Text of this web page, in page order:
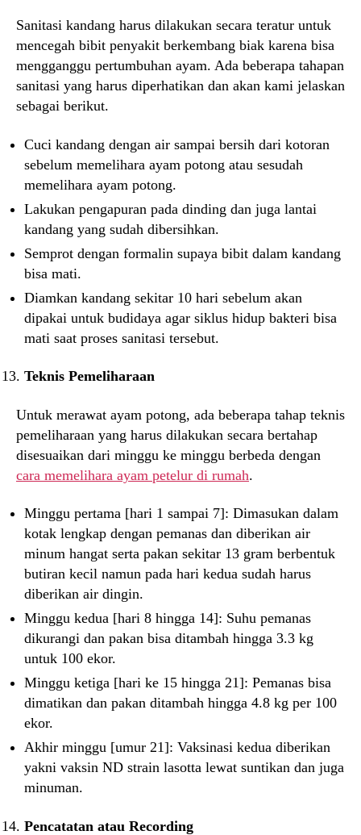
Sanitasi kandang harus dilakukan secara teratur untuk
mencegah bibit penyakit berkembang biak karena bisa
mengganggu pertumbuhan ayam. Ada beberapa tahapan
sanitasi yang harus diperhatikan dan akan kami jelaskan
sebagai berikut.
Cuci kandang dengan air sampai bersih dari kotoran
sebelum memelihara ayam potong atau sesudah
memelihara ayam potong.
Lakukan pengapuran pada dinding dan juga lantai
kandang yang sudah dibersihkan.
Semprot dengan formalin supaya bibit dalam kandang
bisa mati.
Diamkan kandang sekitar 10 hari sebelum akan
dipakai untuk budidaya agar siklus hidup bakteri bisa
mati saat proses sanitasi tersebut.
Teknis Pemeliharaan
Untuk merawat ayam potong, ada beberapa tahap teknis
pemeliharaan yang harus dilakukan secara bertahap
disesuaikan dari minggu ke minggu berbeda dengan
cara memelihara ayam petelur di rumah.
Minggu pertama [hari 1 sampai 7]: Dimasukan dalam
kotak lengkap dengan pemanas dan diberikan air
minum hangat serta pakan sekitar 13 gram berbentuk
butiran kecil namun pada hari kedua sudah harus
diberikan air dingin.
Minggu kedua [hari 8 hingga 14]: Suhu pemanas
dikurangi dan pakan bisa ditambah hingga 3.3 kg
untuk 100 ekor.
Minggu ketiga [hari ke 15 hingga 21]: Pemanas bisa
dimatikan dan pakan ditambah hingga 4.8 kg per 100
ekor.
Akhir minggu [umur 21]: Vaksinasi kedua diberikan
yakni vaksin ND strain lasotta lewat suntikan dan juga
minuman.
Pencatatan atau Recording